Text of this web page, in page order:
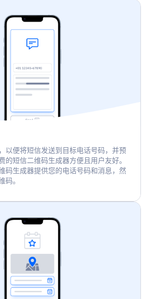
以便将短信发送到目标电话号码，并预
的短信二维码生成器方便且用户友好。
码生成器提供您的电话号码和消息，然
码。